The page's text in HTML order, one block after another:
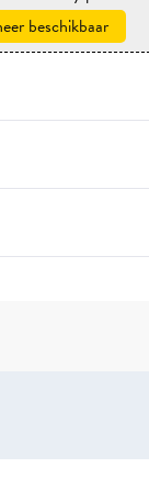
beschikbaar